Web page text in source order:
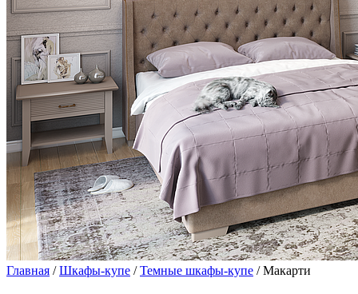
Главная /Шкафы-купе /Темные шкафы-купе / Макарти